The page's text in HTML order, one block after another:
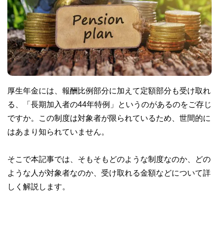
厚生年金には、報酬比例部分に加えて定額部分も受け取れ
る、「長期加入者の44年特例」というのがあるのをご存じ
ですか。この制度は対象者が限られているため、世間的に
はあまり知られていません。
そこで本記事では、そもそもどのような制度なのか、どの
ような人が対象者なのか、受け取れる金額などについて詳
しく解説します。